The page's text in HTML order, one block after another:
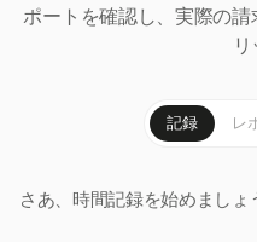
ポートを確認し、実際の
リ
記録 レ
さあ、時間記録を始めましょ